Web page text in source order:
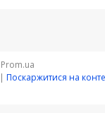
Prom.ua
Поскаржитися на